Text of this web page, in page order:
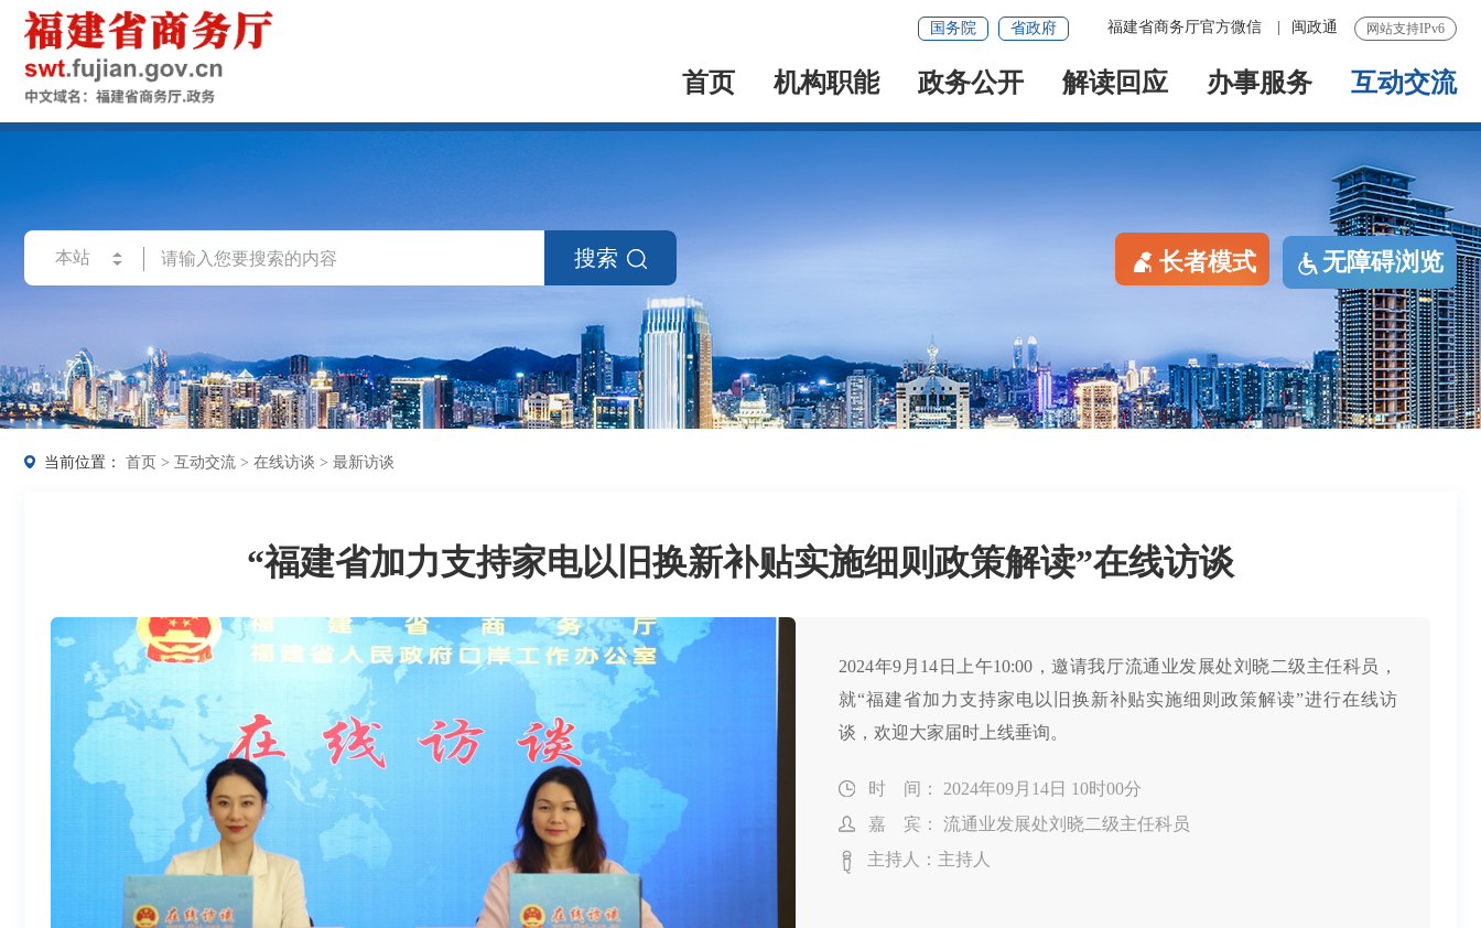
网站支持IPv6
福建省商务厅官方微信 闽政通
国务院 省政府
首页 机构职能 政务公开 解读回应 办事服务 互动交流
搜索 长者模式 无障碍浏览
当前位置： 首页 > 互动交流 > 在线访谈 > 最新访谈
“福建省加力支持家电以旧换新补贴实施细则政策解读”在线访谈
2024年9月14日上午10:00，邀请我厅流通业发展处刘晓二级主任科员，
就“福建省加力支持家电以旧换新补贴实施细则政策解读”进行在线访
谈，欢迎大家届时上线垂询。
时 间： 2024年09月14日 10时00分
嘉 宾： 流通业发展处刘晓二级主任科员
主持人：主持人